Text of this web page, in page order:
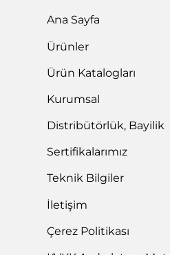
Ana Sayfa
Ürünler
Ürün Katalogları
Kurumsal
Distribütörlük, Bayilik
Sertifikalarımız
Teknik Bilgiler
İletişim
Çerez Politikası